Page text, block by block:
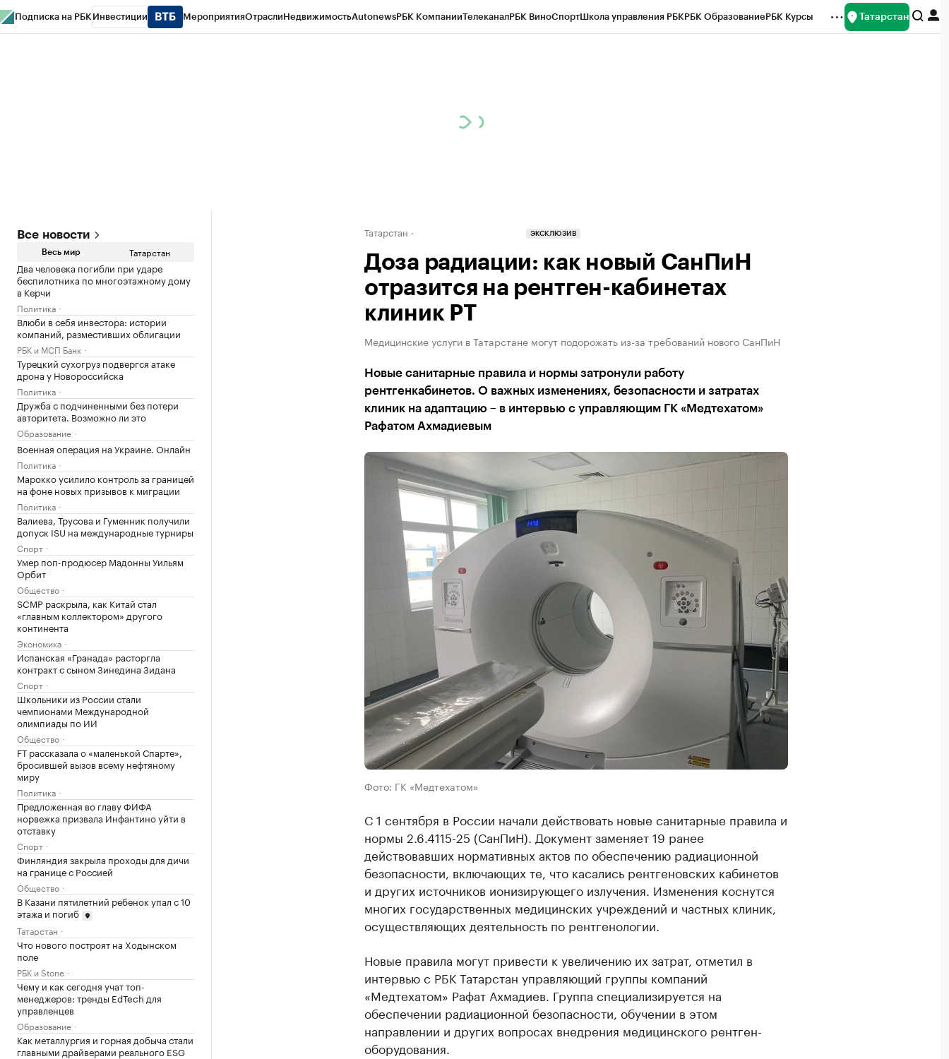
Подписка на РБК Инвестиции МероприятияОтраслиНедвижимостьAutonewsРБК КомпанииТелеканалРБК ВиноСпортШкола управления РБКРБК ОбразованиеРБК Курсы Татарстан
Все новости
Весь мир Татарстан
Два человека погибли при ударе
беспилотника по многоэтажному дому
в Керчи
Политика
Влюби в себя инвестора: истории
компаний, разместивших облигации
РБК и МСП Банк
Турецкий сухогруз подвергся атаке
дрона у Новороссийска
Политика
Дружба с подчиненными без потери
авторитета. Возможно ли это
Образование
Военная операция на Украине. Онлайн
Политика
Марокко усилило контроль за границей
на фоне новых призывов к миграции
Политика
Валиева, Трусова и Гуменник получили
допуск ISU на международные турниры
Спорт
Умер поп-продюсер Мадонны Уильям
Орбит
Общество
SCMP раскрыла, как Китай стал
«главным коллектором» другого
континента
Экономика
Испанская «Гранада» расторгла
контракт с сыном Зинедина Зидана
Спорт
Школьники из России стали
чемпионами Международной
олимпиады по ИИ
Общество
FT рассказала о «маленькой Спарте»,
бросившей вызов всему нефтяному
миру
Политика
Предложенная во главу ФИФА
норвежка призвала Инфантино уйти в
отставку
Спорт
Финляндия закрыла проходы для дичи
на границе с Россией
Общество
В Казани пятилетний ребенок упал с 10
этажа и погиб
Татарстан
Что нового построят на Ходынском
поле
РБК и Stone
Чему и как сегодня учат топ-
менеджеров: тренды EdTech для
управленцев
Образование
Как металлургия и горная добыча стали
главными драйверами реального ESG
Татарстан ЭКСКЛЮЗИВ
Доза радиации: как новый СанПиН
отразится на рентген-кабинетах
клиник РТ
Медицинские услуги в Татарстане могут подорожать из-за требований нового СанПиН
Новые санитарные правила и нормы затронули работу
рентгенкабинетов. О важных изменениях, безопасности и затратах
клиник на адаптацию – в интервью с управляющим ГК «Медтехатом»
Рафатом Ахмадиевым
Фото: ГК «Медтехатом»
С 1 сентября в России начали действовать новые санитарные правила и
нормы 2.6.4115-25 (СанПиН). Документ заменяет 19 ранее
действовавших нормативных актов по обеспечению радиационной
безопасности, включающих те, что касались рентгеновских кабинетов
и других источников ионизирующего излучения. Изменения коснутся
многих государственных медицинских учреждений и частных клиник,
осуществляющих деятельность по рентгенологии.
Новые правила могут привести к увеличению их затрат, отметил в
интервью с РБК Татарстан управляющий группы компаний
«Медтехатом» Рафат Ахмадиев. Группа специализируется на
обеспечении радиационной безопасности, обучении в этом
направлении и других вопросах внедрения медицинского рентген-
оборудования.